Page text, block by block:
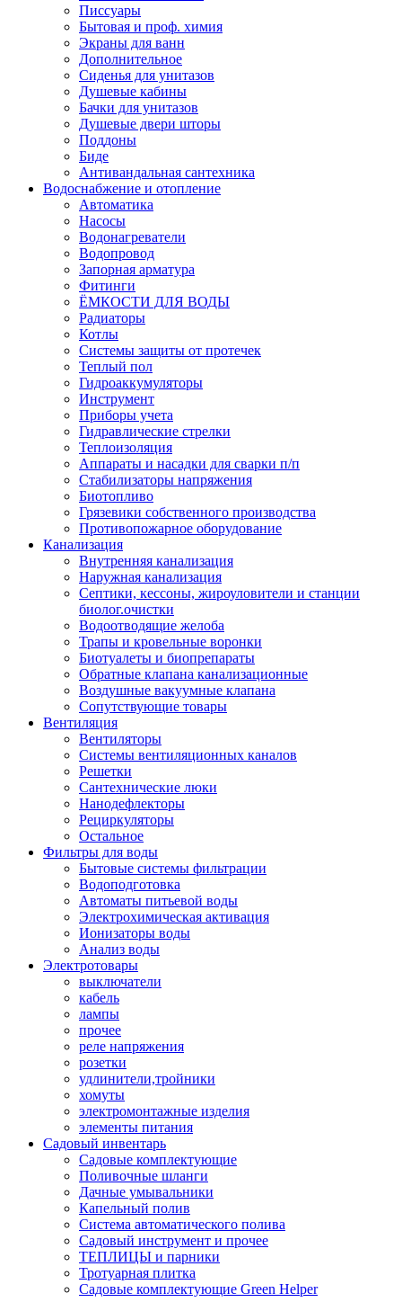
Писсуары
Бытовая и проф. химия
Экраны для ванн
Дополнительное
Сиденья для унитазов
Душевые кабины
Бачки для унитазов
Душевые двери шторы
Поддоны
Биде
Антивандальная сантехника
Водоснабжение и отопление
Автоматика
Насосы
Водонагреватели
Водопровод
Запорная арматура
Фитинги
ЁМКОСТИ ДЛЯ ВОДЫ
Радиаторы
Котлы
Системы защиты от протечек
Теплый пол
Гидроаккумуляторы
Инструмент
Приборы учета
Гидравлические стрелки
Теплоизоляция
Аппараты и насадки для сварки п/п
Стабилизаторы напряжения
Биотопливо
Грязевики собственного производства
Противопожарное оборудование
Канализация
Внутренняя канализация
Наружная канализация
Септики, кессоны, жироуловители и станции
биолог.очистки
Водоотводящие желоба
Трапы и кровельные воронки
Биотуалеты и биопрепараты
Обратные клапана канализационные
Воздушные вакуумные клапана
Сопутствующие товары
Вентиляция
Вентиляторы
Системы вентиляционных каналов
Решетки
Сантехнические люки
Нанодефлекторы
Рециркуляторы
Остальное
Фильтры для воды
Бытовые системы фильтрации
Водоподготовка
Автоматы питьевой воды
Электрохимическая активация
Ионизаторы воды
Анализ воды
Электротовары
выключатели
кабель
лампы
прочее
реле напряжения
розетки
удлинители,тройники
хомуты
электромонтажные изделия
элементы питания
Садовый инвентарь
Садовые комплектующие
Поливочные шланги
Дачные умывальники
Капельный полив
Система автоматического полива
Садовый инструмент и прочее
ТЕПЛИЦЫ и парники
Тротуарная плитка
Садовые комплектующие Green Helper